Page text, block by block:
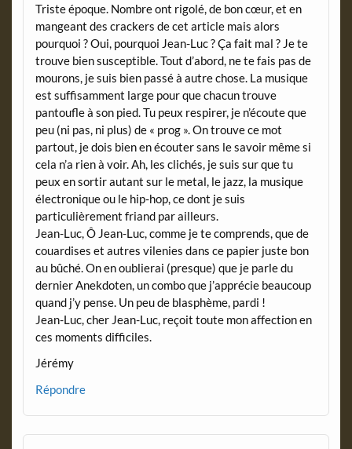
Triste époque. Nombre ont rigolé, de bon cœur, et en
mangeant des crackers de cet article mais alors
pourquoi ? Oui, pourquoi Jean-Luc ? Ça fait mal ? Je te
trouve bien susceptible. Tout d’abord, ne te fais pas de
mourons, je suis bien passé à autre chose. La musique
est suffisamment large pour que chacun trouve
pantoufle à son pied. Tu peux respirer, je n’écoute que
peu (ni pas, ni plus) de « prog ». On trouve ce mot
partout, je dois bien en écouter sans le savoir même si
cela n’a rien à voir. Ah, les clichés, je suis sur que tu
peux en sortir autant sur le metal, le jazz, la musique
électronique ou le hip-hop, ce dont je suis
particulièrement friand par ailleurs.
Jean-Luc, Ô Jean-Luc, comme je te comprends, que de
couardises et autres vilenies dans ce papier juste bon
au bûché. On en oublierai (presque) que je parle du
dernier Anekdoten, un combo que j’apprécie beaucoup
quand j’y pense. Un peu de blasphème, pardi !
Jean-Luc, cher Jean-Luc, reçoit toute mon affection en
ces moments difficiles.
Jérémy
Répondre